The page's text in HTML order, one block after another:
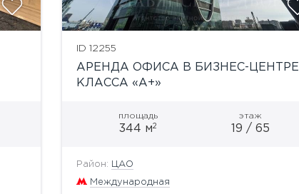
ID 12255
АРЕНДА ОФИСА В БИЗНЕС-ЦЕНТРЕ
КЛАССА «А+»
площадь
344 м2
этаж
19 / 65
Район: ЦАО
Международная